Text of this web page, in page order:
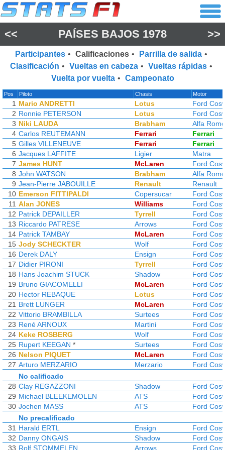
<< PAÍSES BAJOS 1978 >>
Participantes • Calificaciones • Parrilla de salida •
Clasificación • Vueltas en cabeza • Vueltas rápidas •
Vuelta por vuelta • Campeonato
Pos Piloto Chasis Motor
1 Mario ANDRETTI Lotus
Ford
2 Ronnie PETERSON Lotus
Ford
3 Niki LAUDA Brabham
Alfa
4 Carlos REUTEMANN Ferrari
Ferrari
5 Gilles VILLENEUVE Ferrari
Ferrari
6 Jacques LAFFITE Ligier
Matra
7 James HUNT McLaren
Ford
8 John WATSON Brabham
Alfa
9 Jean-Pierre JABOUILLE Renault
Renault
10 Emerson FITTIPALDI Copersucar
Ford
11 Alan JONES Williams
Ford
12 Patrick DEPAILLER Tyrrell
Ford
13 Riccardo PATRESE Arrows
Ford
14 Patrick TAMBAY McLaren
Ford
15 Jody SCHECKTER Wolf
Ford
16 Derek DALY Ensign
Ford
17 Didier PIRONI Tyrrell
Ford
18 Hans Joachim STUCK Shadow
Ford
19 Bruno GIACOMELLI McLaren
Ford
20 Hector REBAQUE Lotus
Ford
21 Brett LUNGER McLaren
Ford
22 Vittorio BRAMBILLA Surtees
Ford
23 René ARNOUX Martini
Ford
24 Keke ROSBERG Wolf
Ford
25 Rupert KEEGAN * Surtees
Ford
26 Nelson PIQUET McLaren
Ford
27 Arturo MERZARIO Merzario
Ford
No calificado
28 Clay REGAZZONI Shadow
Ford
29 Michael BLEEKEMOLEN ATS
Ford
30 Jochen MASS ATS
Ford
No precalificado
31 Harald ERTL Ensign
Ford
32 Danny ONGAIS Shadow
Ford
33 Rolf STOMMELEN Arrows Ford